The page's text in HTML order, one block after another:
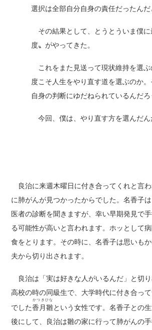
選択は全部自分自身の責任だったんだ
その結果として、とうとういま僕
度〟がやってきた。
これをまた見送って現状維持を選
度こそ人生をやり直す道を選ぶのか
自身の判断にゆだねられているんだろ
今回、僕は、やり直す方を選んだん
良治に来週木曜日に付き合ってくれと言
に肺がんが見つかったからでした。名香子
医者の診断を聞きますが、幸い早期発見で
る可能性が高いと言われます。ホッとして
食をとります。その時に、名香子は思いも
夫から切り出されます。
良治は「実は好きな人がいるんだ」と切
高校の時の同級生で、大学時代に付き合っ
でした香月雛
かつきひな
という女性です。名香子との
後にして、良治は雛の家に行って肺がんの手